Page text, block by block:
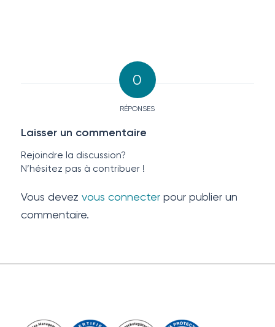
0
RÉPONSES
Laisser un commentaire
Rejoindre la discussion?
N’hésitez pas à contribuer !
Vous devez vous connecterpour publier un
commentaire.